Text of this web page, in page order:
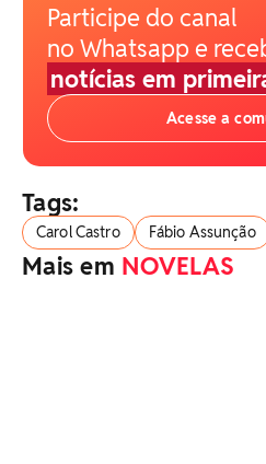
Participe do canal
no Whatsapp e
notícias em
Acesse a
Tags:
Carol Castro Fábio Assunção
Mais em NOVELAS